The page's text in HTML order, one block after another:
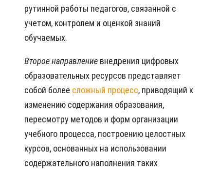
рутинной работы педагогов, связанной с
учетом, контролем и оценкой знаний
обучаемых.
Второе направление внедрения цифровых
образовательных ресурсов представляет
собой более сложный процесс, приводящий к
изменению содержания образования,
пересмотру методов и форм организации
учебного процесса, построению целостных
курсов, основанных на использовании
содержательного наполнения таких